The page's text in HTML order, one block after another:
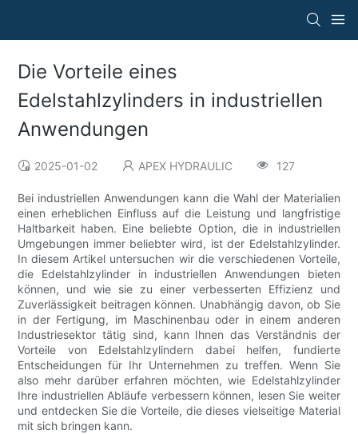
Die Vorteile eines
Edelstahlzylinders in industriellen
Anwendungen
2025-01-02 APEX HYDRAULIC 127
Bei industriellen Anwendungen kann die Wahl der Materialien
einen erheblichen Einfluss auf die Leistung und langfristige
Haltbarkeit haben. Eine beliebte Option, die in industriellen
Umgebungen immer beliebter wird, ist der Edelstahlzylinder.
In diesem Artikel untersuchen wir die verschiedenen Vorteile,
die Edelstahlzylinder in industriellen Anwendungen bieten
können, und wie sie zu einer verbesserten Effizienz und
Zuverlässigkeit beitragen können. Unabhängig davon, ob Sie
in der Fertigung, im Maschinenbau oder in einem anderen
Industriesektor tätig sind, kann Ihnen das Verständnis der
Vorteile von Edelstahlzylindern dabei helfen, fundierte
Entscheidungen für Ihr Unternehmen zu treffen. Wenn Sie
also mehr darüber erfahren möchten, wie Edelstahlzylinder
Ihre industriellen Abläufe verbessern können, lesen Sie weiter
und entdecken Sie die Vorteile, die dieses vielseitige Material
mit sich bringen kann.